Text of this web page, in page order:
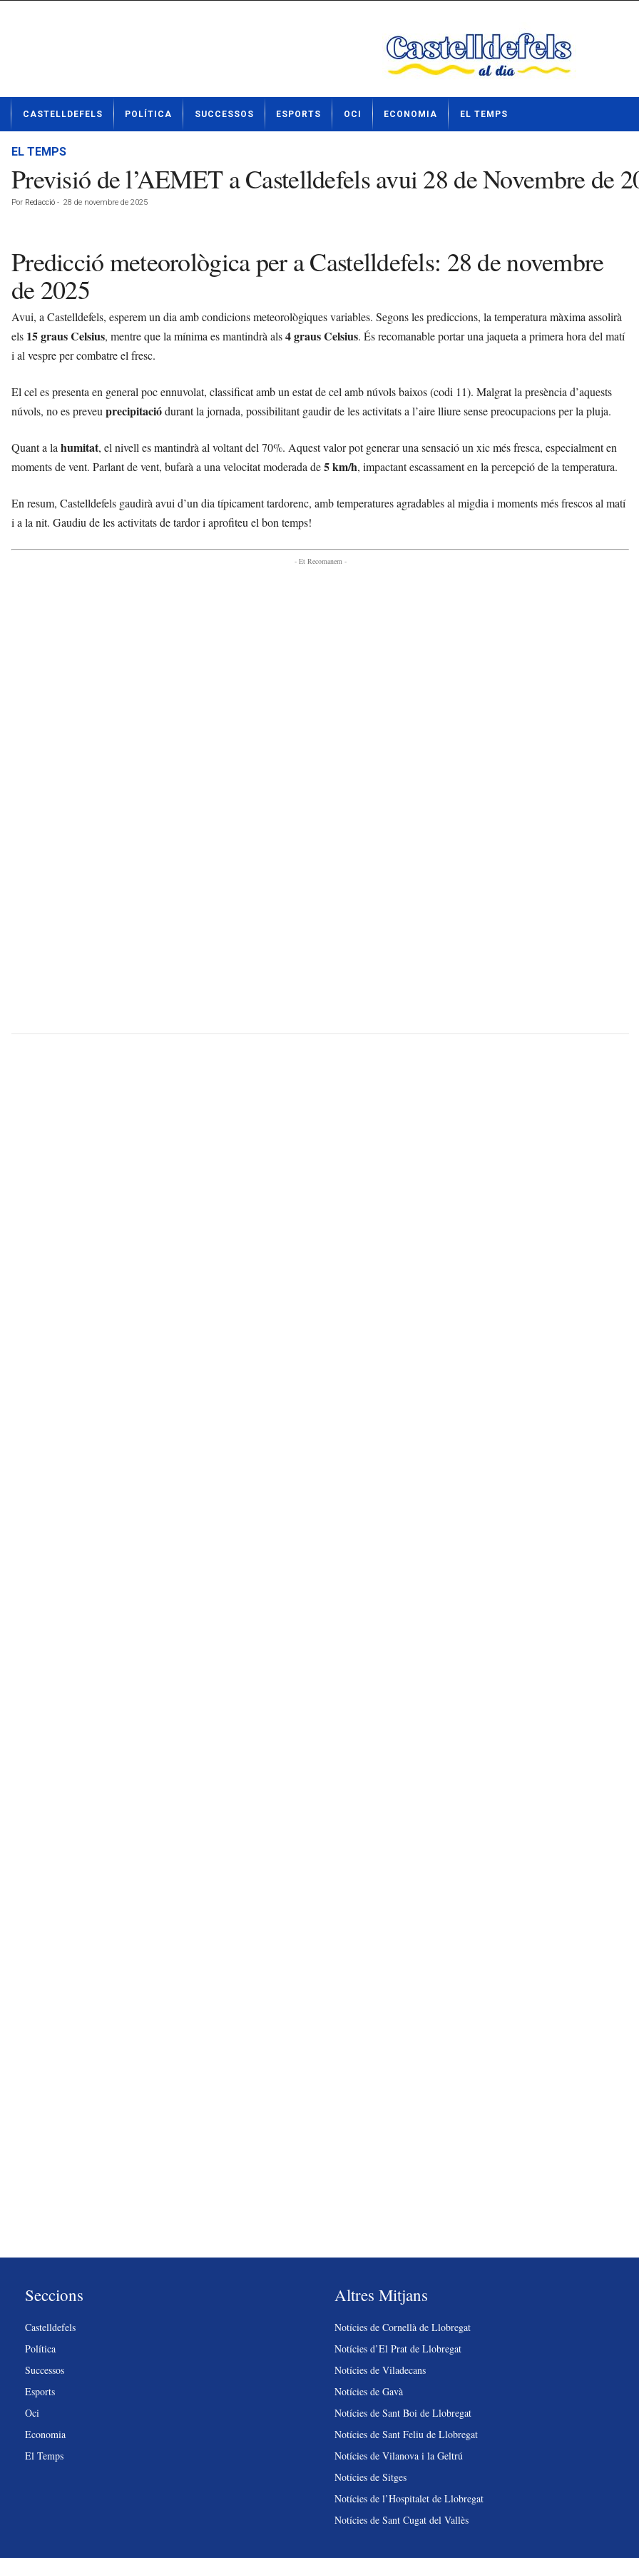
t
CASTELLDEFELS POLÍTICA SUCCESSOS ESPORTS OCI ECONOMIA EL TEMPS
EL TEMPS
Previsió de l’AEMET a Castelldefels avui 28 de Novembre de
Por Redacció - 28 de novembre de 2025
Predicció meteorològica per a Castelldefels: 28 de novembre
de 2025
Avui, a Castelldefels, esperem un dia amb condicions meteorològiques variables. Segons les prediccions, la temperatura màxima assolirà
els 15 graus Celsius, mentre que la mínima es mantindrà als4 graus Celsius. És recomanable portar una jaqueta a primera hora del matí
i al vespre per combatre el fresc.
El cel es presenta en general poc ennuvolat, classificat amb un estat de cel amb núvols baixos (codi 11). Malgrat la presència d’aquests
núvols, no es preveu precipitaciódurant la jornada, possibilitant gaudir de les activitats a l’aire lliure sense preocupacions per la pluja.
Quant a la humitat, el nivell es mantindrà al voltant del 70%. Aquest valor pot generar una sensació un xic més fresca, especialment en
moments de vent. Parlant de vent, bufarà a una velocitat moderada de5 km/h, impactant escassament en la percepció de la temperatura.
En resum, Castelldefels gaudirà avui d’un dia típicament tardorenc, amb temperatures agradables al migdia i moments més frescos al matí
i a la nit. Gaudiu de les activitats de tardor i aprofiteu el bon temps!
- Et Recomanem -
Seccions
Castelldefels
Política
Successos
Esports
Oci
Economia
El Temps
Altres Mitjans
Notícies de Cornellà de Llobregat
Notícies d’El Prat de Llobregat
Notícies de Viladecans
Notícies de Gavà
Notícies de Sant Boi de Llobregat
Notícies de Sant Feliu de Llobregat
Notícies de Vilanova i la Geltrú
Notícies de Sitges
Notícies de l’Hospitalet de Llobregat
Notícies de Sant Cugat del Vallès